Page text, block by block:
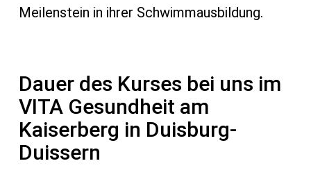
Meilenstein in ihrer Schwimmausbildung.
Dauer des Kurses bei uns im
VITA Gesundheit am
Kaiserberg in Duisburg-
Duissern